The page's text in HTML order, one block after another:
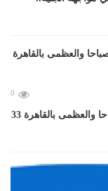
0
الطقس غدا مائل للحرارة نهاراً وشبورة كثيفة صباحا والعظمى بالقاهرة 33